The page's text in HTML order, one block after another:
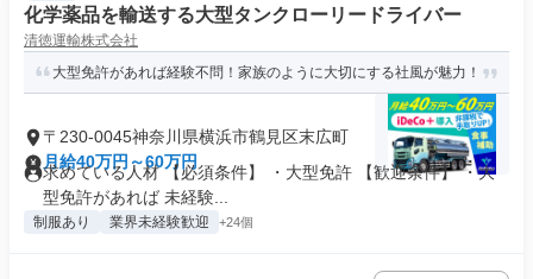
化学薬品を輸送する大型タンクローリードライバー
清徳運輸株式会社
大型免許があれば経験不問！家族のように大切にする社風が魅力！
〒230-0045神奈川県横浜市鶴見区末広町
月給40万円～60万円
求めている人材 【必須条件】 ・大型免許 【歓迎条件】 ・大
型免許があれば 未経験...
制服あり 業界未経験歓迎 +24個